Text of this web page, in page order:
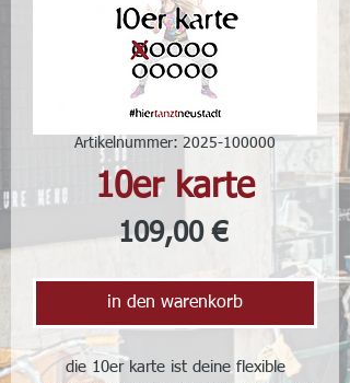
Artikelnummer: 2025-100000
10er karte
109,00 €Preis
in den warenkorb
die 10er karte ist deine flexible